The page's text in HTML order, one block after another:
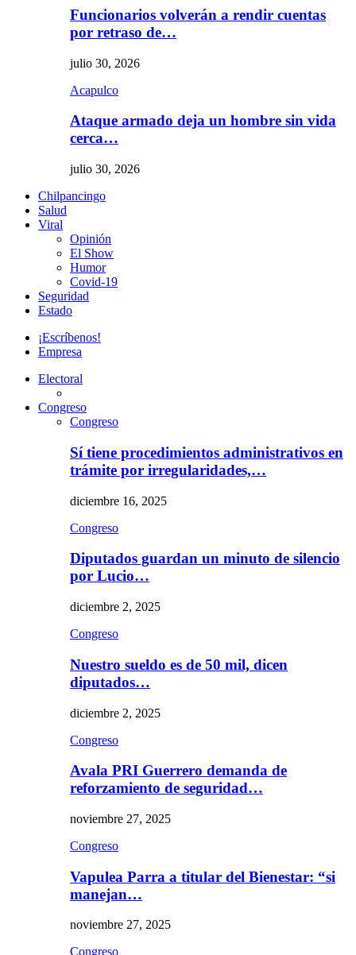
Funcionarios volverán a rendir cuentas
por retraso de…
julio 30, 2026
Acapulco
Ataque armado deja un hombre sin vida
cerca…
julio 30, 2026
Chilpancingo
Salud
Viral
Opinión
El Show
Humor
Covid-19
Seguridad
Estado
¡Escríbenos!
Empresa
Electoral
Congreso
Congreso
Sí tiene procedimientos administrativos en
trámite por irregularidades,…
diciembre 16, 2025
Congreso
Diputados guardan un minuto de silencio
por Lucio…
diciembre 2, 2025
Congreso
Nuestro sueldo es de 50 mil, dicen
diputados…
diciembre 2, 2025
Congreso
Avala PRI Guerrero demanda de
reforzamiento de seguridad…
noviembre 27, 2025
Congreso
Vapulea Parra a titular del Bienestar: “si
manejan…
noviembre 27, 2025
Congreso